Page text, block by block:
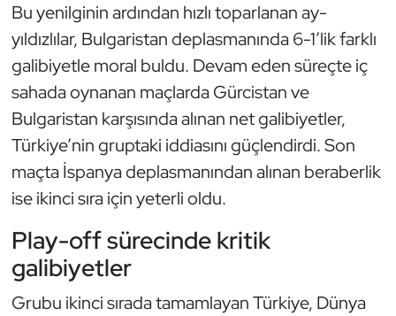
Bu yenilginin ardından hızlı toparlanan ay-
yıldızlılar, Bulgaristan deplasmanında 6-1’lik farklı
galibiyetle moral buldu. Devam eden süreçte iç
sahada oynanan maçlarda Gürcistan ve
Bulgaristan karşısında alınan net galibiyetler,
Türkiye’nin gruptaki iddiasını güçlendirdi. Son
maçta İspanya deplasmanından alınan beraberlik
ise ikinci sıra için yeterli oldu.
Play-off sürecinde kritik
galibiyetler
Grubu ikinci sırada tamamlayan Türkiye, Dünya
Masa Tenisi
Modern Pentatlon
Motor Sporları
Muay Thai
Okçuluk
Optimist
Oryantiring